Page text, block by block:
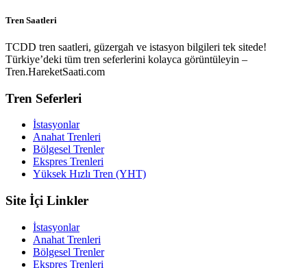
Tren Saatleri
TCDD tren saatleri, güzergah ve istasyon bilgileri tek sitede!
Türkiye’deki tüm tren seferlerini kolayca görüntüleyin –
Tren.HareketSaati.com
Tren Seferleri
İstasyonlar
Anahat Trenleri
Bölgesel Trenler
Ekspres Trenleri
Yüksek Hızlı Tren (YHT)
Site İçi Linkler
İstasyonlar
Anahat Trenleri
Bölgesel Trenler
Ekspres Trenleri